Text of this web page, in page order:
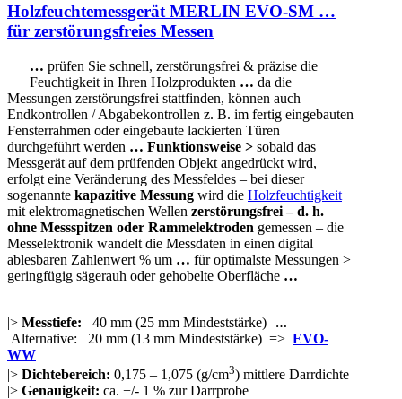
Holzfeuchtemessgerät MERLIN EVO-SM …
für zerstörungsfreies Messen
… prüfen Sie schnell, zerstörungsfrei & präzise die
Feuchtigkeit in Ihren Holzprodukten … da die
Messungen zerstörungsfrei stattfinden, können auch
Endkontrollen / Abgabekontrollen z. B. im fertig eingebauten
Fensterrahmen oder eingebaute lackierten Türen
durchgeführt werden … Funktionsweise > sobald das
Messgerät auf dem prüfenden Objekt angedrückt wird,
erfolgt eine Veränderung des Messfeldes – bei dieser
sogenannte kapazitive Messung wird die Holzfeuchtigkeit
mit elektromagnetischen Wellen zerstörungsfrei – d. h.
ohne Messspitzen oder Rammelektroden gemessen – die
Messelektronik wandelt die Messdaten in einen digital
ablesbaren Zahlenwert % um … für optimalste Messungen >
geringfügig sägerauh oder gehobelte Oberfläche …
|> Messtiefe: 40 mm (25 mm Mindeststärke) …
Alternative: 20 mm (13 mm Mindeststärke) => EVO-
WW
|> Dichtebereich: 0,175 – 1,075 (g/cm3) mittlere Darrdichte
|> Genauigkeit: ca. +/- 1 % zur Darrprobe